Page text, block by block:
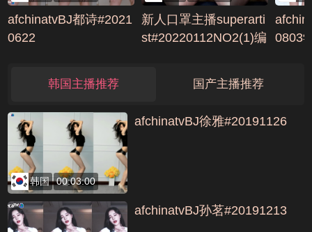
afchinatvBJ都诗#2021
0622
新人口罩主播superarti
st#20220112NO2(1)编
0803
韩国主播推荐 国产主播推荐
韩国 00:03:00
afchinatvBJ徐雅#20191126
afchinatvBJ孙茗#20191213